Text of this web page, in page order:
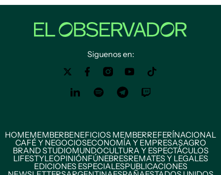
Siguenos en:
HOMEMEMBERBENEFICIOS MEMBERREFERÍNACIONAL
CAFÉ Y NEGOCIOSECONOMÍA Y EMPRESASAGRO
BRAND STUDIOMUNDOCULTURA Y ESPECTÁCULOS
LIFESTYLEOPINIÓNFÚNEBRESREMATES Y LEGALES
EDICIONES ESPECIALESPUBLICACIONES